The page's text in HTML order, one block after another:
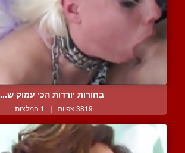
בחורות יורדות הכי עמוק ש...
3819 צפיות | 1 המלצות